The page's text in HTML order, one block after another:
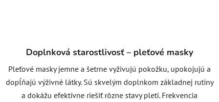
Doplnková starostlivosť – pleťové masky
Pleťové masky jemne a šetrne vyživujú pokožku, upokojujú a
dopĺňajú výživné látky. Sú skvelým doplnkom základnej rutiny
a dokážu efektívne riešiť rôzne stavy pleti. Frekvencia